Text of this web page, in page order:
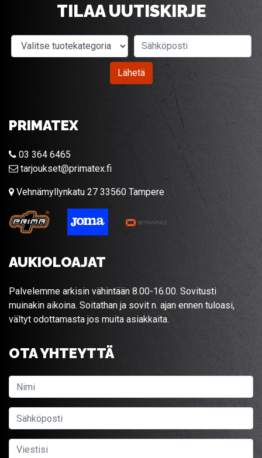
TILAA UUTISKIRJE
Valitse tuotekategoria
Lähetä
PRIMATEX
03 364 6465
tarjoukset@primatex.fi
Vehnämyllynkatu 27 33560 Tampere
AUKIOLOAJAT
Palvelemme arkisin vähintään 8.00-16.00. Sovitusti
muinakin aikoina. Soitathan ja sovit n. ajan ennen tuloasi,
vältyt odottamasta jos muita asiakkaita.
OTA YHTEYTTÄ